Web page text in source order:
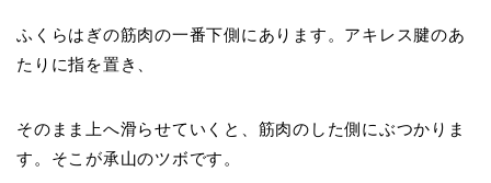
ふくらはぎの筋肉の一番下側にあります。アキレス腱のあ
たりに指を置き、
そのまま上へ滑らせていくと、筋肉のした側にぶつかりま
す。そこが承山のツボです。